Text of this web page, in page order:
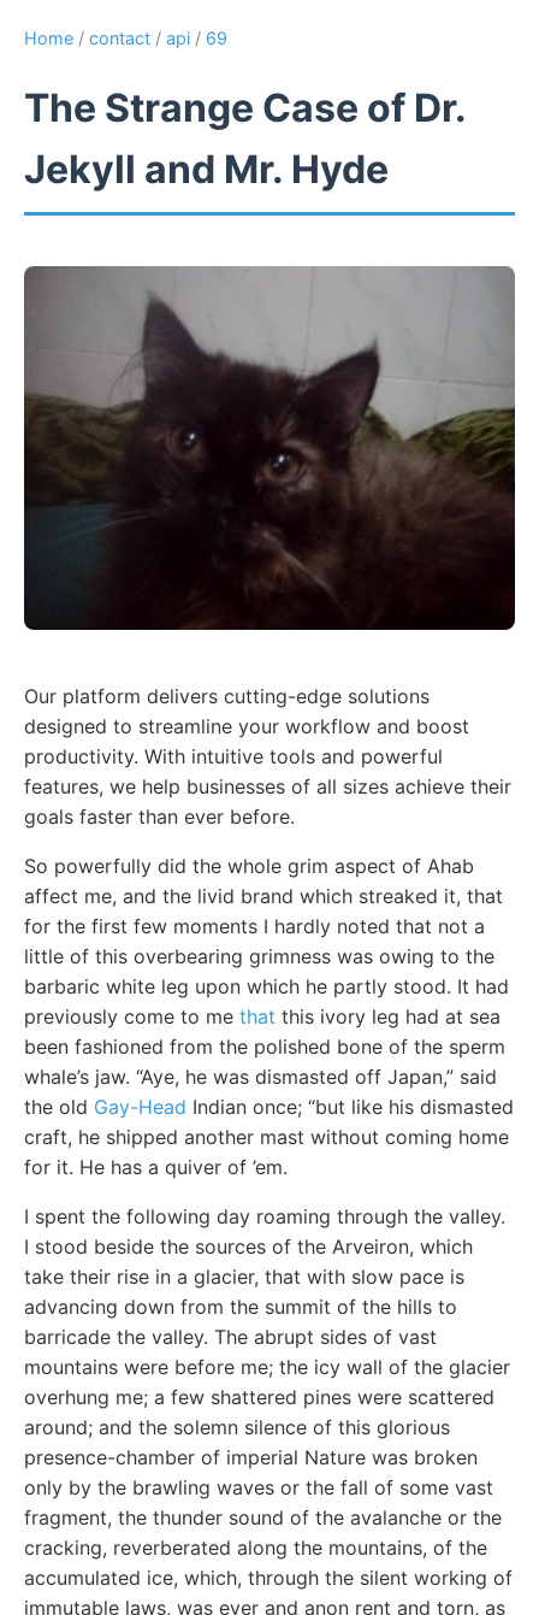
Home / contact / api / 69
The Strange Case of Dr.
Jekyll and Mr. Hyde
Our platform delivers cutting-edge solutions
designed to streamline your workflow and boost
productivity. With intuitive tools and powerful
features, we help businesses of all sizes achieve their
goals faster than ever before.
So powerfully did the whole grim aspect of Ahab
affect me, and the livid brand which streaked it, that
for the first few moments I hardly noted that not a
little of this overbearing grimness was owing to the
barbaric white leg upon which he partly stood. It had
previously come to me that this ivory leg had at sea
been fashioned from the polished bone of the sperm
whale’s jaw. “Aye, he was dismasted off Japan,” said
the old Gay-Head Indian once; “but like his dismasted
craft, he shipped another mast without coming home
for it. He has a quiver of ’em.
I spent the following day roaming through the valley.
I stood beside the sources of the Arveiron, which
take their rise in a glacier, that with slow pace is
advancing down from the summit of the hills to
barricade the valley. The abrupt sides of vast
mountains were before me; the icy wall of the glacier
overhung me; a few shattered pines were scattered
around; and the solemn silence of this glorious
presence-chamber of imperial Nature was broken
only by the brawling waves or the fall of some vast
fragment, the thunder sound of the avalanche or the
cracking, reverberated along the mountains, of the
accumulated ice, which, through the silent working of
immutable laws, was ever and anon rent and torn, as